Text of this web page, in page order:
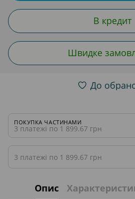
В кредит
Швидке
До
ПОКУПКА ЧАСТИНАМИ
3 платежі по 1 899.67 грн
3 платежі по 1 899.67 грн
Опис